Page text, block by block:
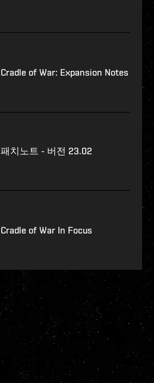
Cradle of War: Expansion Notes
패치노트 - 버전 23.02
Cradle of War In Focus